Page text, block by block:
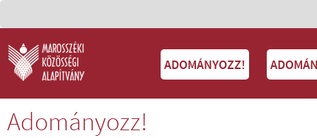
ADOMÁNYOZZ!
Adományozz!